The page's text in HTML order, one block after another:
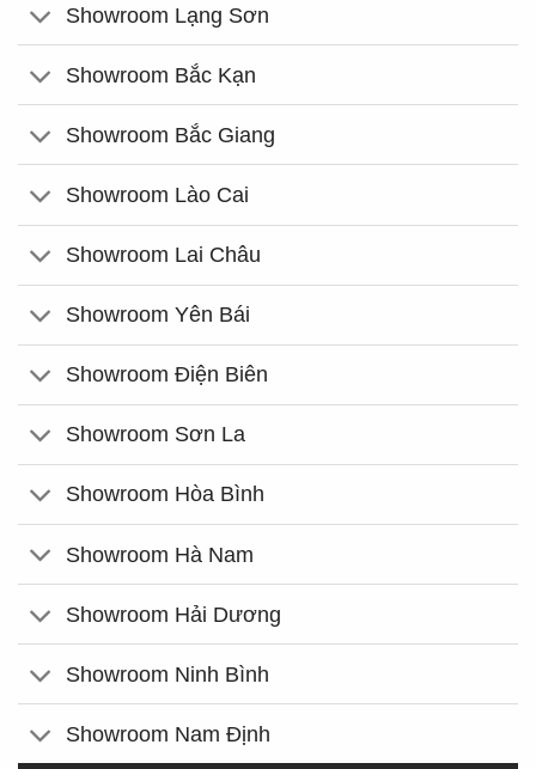
Showroom Lạng Sơn
Showroom Bắc Kạn
Showroom Bắc Giang
Showroom Lào Cai
Showroom Lai Châu
Showroom Yên Bái
Showroom Điện Biên
Showroom Sơn La
Showroom Hòa Bình
Showroom Hà Nam
Showroom Hải Dương
Showroom Ninh Bình
Showroom Nam Định